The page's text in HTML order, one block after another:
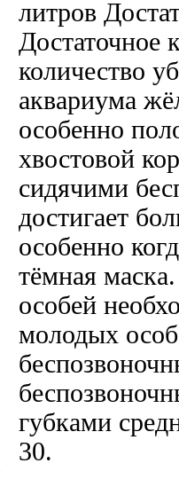
литров
Достаточное
количество
аквариума
особенно
хвостовой
сидячими
достигает
особенно
тёмная
особей
молодых
губками
30.